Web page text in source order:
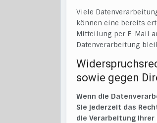
Viele
können eine bereits
Mitteilung per E-Mail
Datenverarbeitung
sowie gegen
Wenn die
Sie jederzeit das
die Verarbeitung